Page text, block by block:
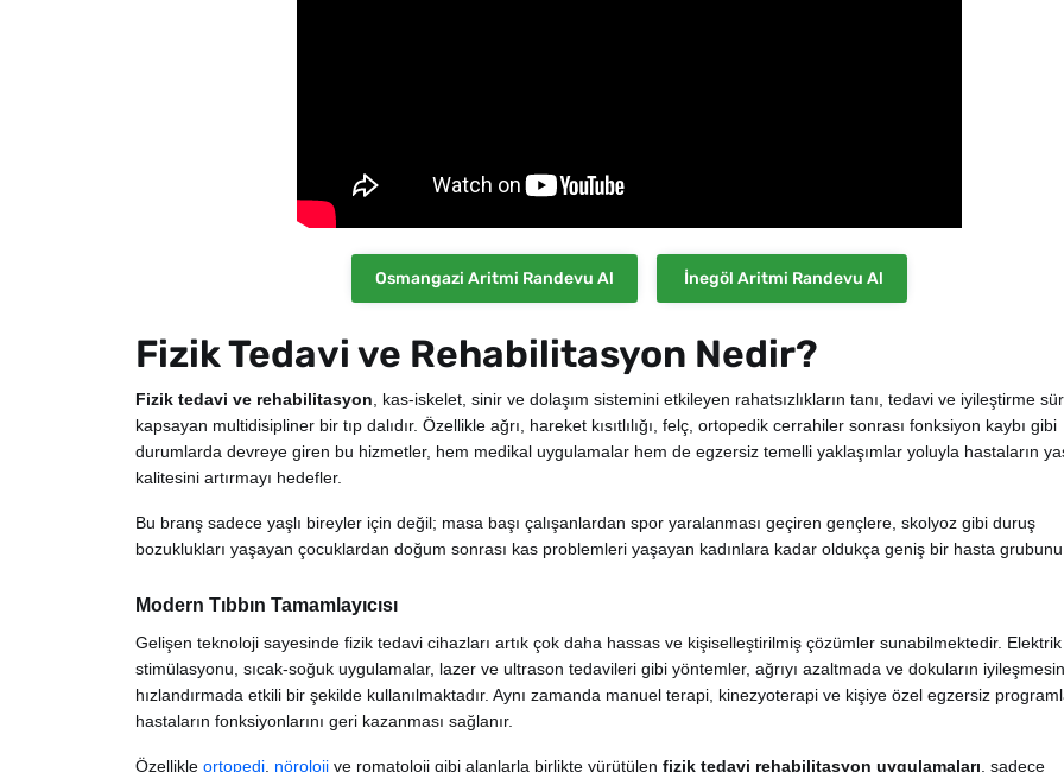
Osmangazi Aritmi Randevu Al İnegöl Aritmi Randevu Al
Fizik Tedavi ve Rehabilitasyon Nedir?
Fizik tedavi ve rehabilitasyon, kas-iskelet, sinir ve dolaşım sistemini etkileyen rahatsızlıkların tanı, tedavi ve iyileştirme
kapsayan multidisipliner bir tıp dalıdır. Özellikle ağrı, hareket kısıtlılığı, felç, ortopedik cerrahiler sonrası fonksiyon kaybı gibi
durumlarda devreye giren bu hizmetler, hem medikal uygulamalar hem de egzersiz temelli yaklaşımlar yoluyla hastaların
kalitesini artırmayı hedefler.
Bu branş sadece yaşlı bireyler için değil; masa başı çalışanlardan spor yaralanması geçiren gençlere, skolyoz gibi duruş
bozuklukları yaşayan çocuklardan doğum sonrası kas problemleri yaşayan kadınlara kadar oldukça geniş bir hasta
Modern Tıbbın Tamamlayıcısı
Gelişen teknoloji sayesinde fizik tedavi cihazları artık çok daha hassas ve kişiselleştirilmiş çözümler sunabilmektedir. Elektrik
stimülasyonu, sıcak-soğuk uygulamalar, lazer ve ultrason tedavileri gibi yöntemler, ağrıyı azaltmada ve dokuların
hızlandırmada etkili bir şekilde kullanılmaktadır. Aynı zamanda manuel terapi, kinezyoterapi ve kişiye özel egzersiz
hastaların fonksiyonlarını geri kazanması sağlanır.
Özellikle ortopedi, nöroloji ve romatoloji gibi alanlarla birlikte yürütülen fizik tedavi rehabilitasyon uygulamaları, sadece